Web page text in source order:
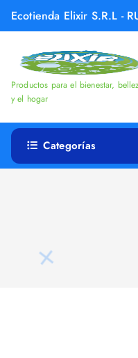
Ecotienda Elixir S.R.L -
Productos para el bienestar,
y el hogar
Categorías